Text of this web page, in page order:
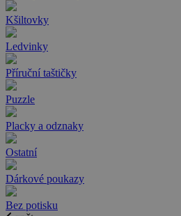
Kšiltovky
Ledvinky
Příruční taštičky
Puzzle
Placky a odznaky
Ostatní
Dárkové poukazy
Bez potisku